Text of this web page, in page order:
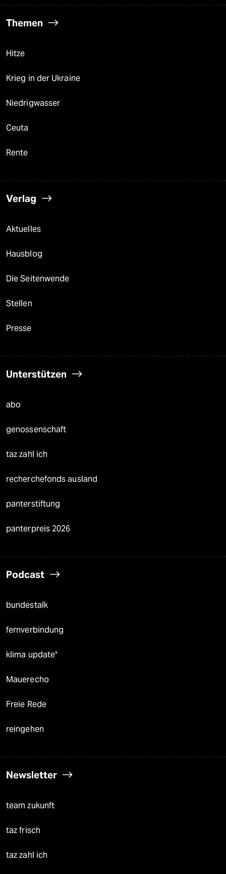
Themen
Hitze
Krieg in der Ukraine
Niedrigwasser
Ceuta
Rente
Verlag
Aktuelles
Hausblog
Die Seitenwende
Stellen
Presse
Unterstützen
abo
genossenschaft
taz zahl ich
recherchefonds ausland
panterstiftung
panterpreis 2026
Podcast
bundestalk
fernverbindung
klima update°
Mauerecho
Freie Rede
reingehen
Newsletter
team zukunft
taz frisch
taz zahl ich